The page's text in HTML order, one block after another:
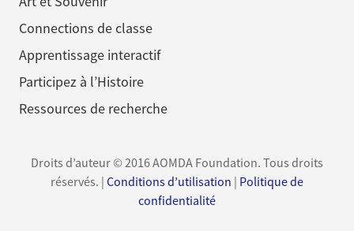
Connections de classe
Apprentissage interactif
Participez à l’Histoire
Ressources de recherche
Droits d’auteur © 2016 AOMDA Foundation. Tous droits
réservés. | Conditions d’utilisation | Politique de
confidentialité